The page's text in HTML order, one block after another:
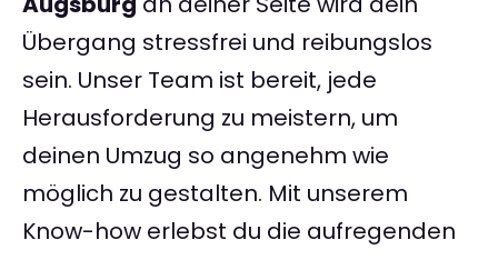
Übergang stressfrei und reibungslos
sein. Unser Team ist bereit, jede
Herausforderung zu meistern, um
deinen Umzug so angenehm wie
möglich zu gestalten. Mit unserem
Know-how erlebst du die aufregenden